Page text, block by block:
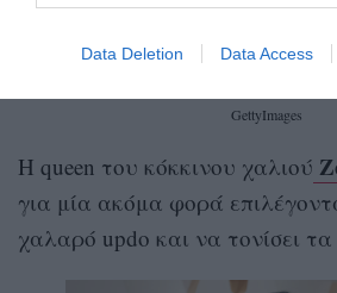
Data Deletion Data Access
GettyImages
Η queen του κόκκινου χαλιού
για μία ακόμα φορά
χαλαρό updo και να τονίσει